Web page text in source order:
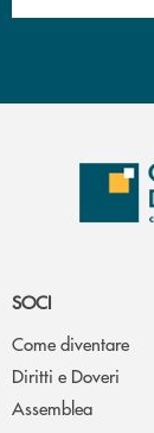
SOCI
Come diventare
Diritti e Doveri
Assemblea